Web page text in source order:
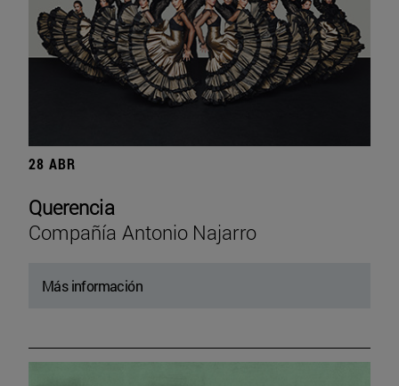
28 ABR
Querencia
Compañía Antonio Najarro
Más información